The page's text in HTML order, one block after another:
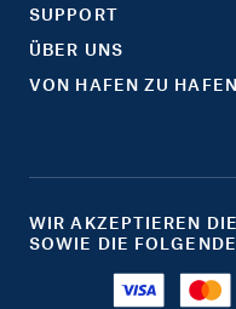
SUPPORT
ÜBER UNS
VON HAFEN ZU HAFEN
WIR AKZEPTIEREN
SOWIE DIE